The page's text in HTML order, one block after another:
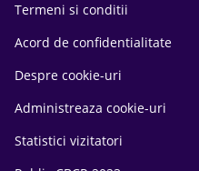
Termeni si conditii
Acord de confidentialitate
Despre cookie-uri
Administreaza cookie-uri
Statistici vizitatori